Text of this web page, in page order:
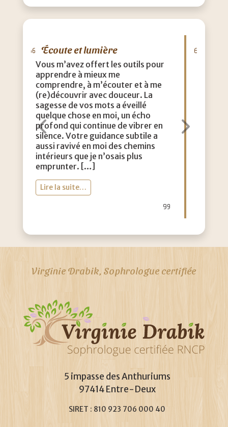
Merci Virginie
J’ai fait une séance avec toi il y a
quelques jours et j’en ressens les
effets bénéfiques. Je me suis senti
accueilli, compris, sagement
conseillé. Mon chemin vers moi
m’aime est plus clair . Clarté,
douceur, profondeur, simplicité,
authenticité, confiance, sérieux et
légèreté sont les mots qui me
viennent. Encore un grand merci à
toi Guillaume, […]
Lire la suite…
Précédent
Virginie Drabik, Sophrologue certifiée
5 impasse des Anthuriums
97414 Entre-Deux
SIRET : 810 923 706 000 40